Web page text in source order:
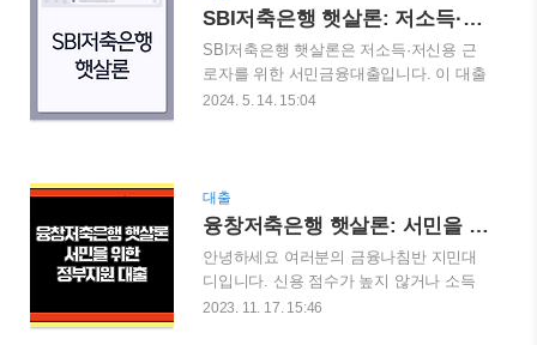
은 2000만원 대출을 가장 유리한 조건으로
받는 방법을 정부지원 상품부터 시중은행·
저축은행 신용대출까지 2026년 4월 최신
기준으로 정리해드리겠습니다. 본인 신용
도와 소득에 따라 어떤 곳을 우선 검토해
중에서도 중간 금액에 해당합니다. 신용점
수와 소득에 따라 이용 가능한 금융기관
이..
SBI저축은행 햇살론: 저소득·저신용 근로자를 위한 대출
SBI저축은행 햇살론은 저소득·저신용 근
로자를 위한 서민금융대출입니다. 이 대출
은 제도권(1금융 은행 등) 금융 접근이 어
최저 신용자나 소득이 낮은 분들이 비교적
쉽게 대출을 받으실 수 있습니다. 오늘 포
스팅에서는 SBI저축은행 근로자햇살론의
금리, 대출 한도, 자격 요건, 상환 방식, 필
요 서류, 취급 제한, 신청 방법 등을 상세히
안내합니다. 특히 저소득·저신용 근로자
2024. 5. 14. 15:04
대출
융창저축은행 햇살론: 서민을 위한 정부지원 대출
안녕하세요 여러분의 금융나침반 지민대
디입니다. 신용 점수가 높지 않거나 소득
이 낮은 분들에게는 은행의 벽이 그렇게
2023. 11. 17. 15:46